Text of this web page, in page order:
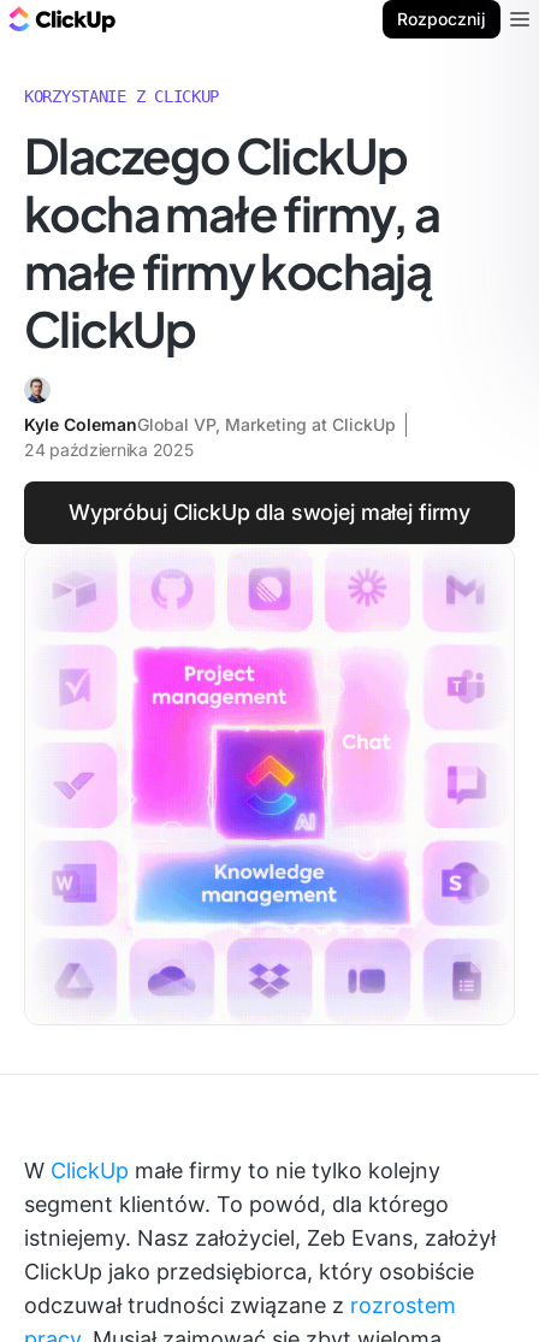
Rozpocznij
KORZYSTANIE Z CLICKUP
Dlaczego ClickUp
kocha małe firmy, a
małe firmy kochają
ClickUp
Kyle ColemanGlobal VP, Marketing at ClickUp
24 października 2025
Wypróbuj ClickUp dla swojej małej firmy
W ClickUp małe firmy to nie tylko kolejny
segment klientów. To powód, dla którego
istniejemy. Nasz założyciel, Zeb Evans, założył
ClickUp jako przedsiębiorca, który osobiście
odczuwał trudności związane z rozrostem